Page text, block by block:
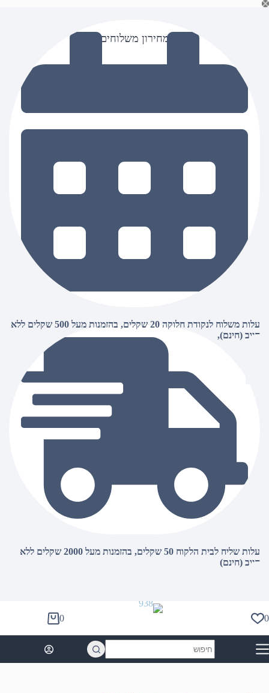
Skip
מחירון משלוחים
עלות משלוח לנקודת חלוקה 20 שקלים, בהזמנות מעל 500 שקלים ללא
חיוב (חינם),
עלות שליח לבית הלקוח 50 שקלים, בהזמנות מעל 2000 שקלים ללא
חיוב (חינם)
0
Shopping
cart
0
results